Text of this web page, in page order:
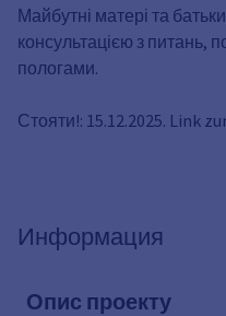
Майбутні матері та
консультацією з питань,
пологами.
Стояти!: 15.12.2025. Link
Информация
Опис проекту